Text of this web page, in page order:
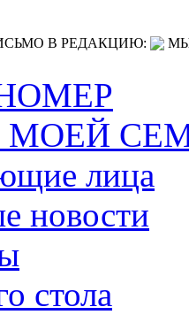
В РЕДАКЦИЮ:
МОЕЙ
лица
новости
стола